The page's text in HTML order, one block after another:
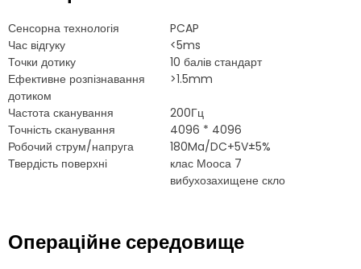
Сенсорна технологія
PCAP
Час відгуку
<5ms
Точки дотику
10 балів стандарт
Ефективне розпізнавання
дотиком
>1.5mm
Частота сканування
200Гц
Точність сканування
4096 * 4096
Робочий струм/напруга
180Ma/DC+5V±5%
Твердість поверхні
клас Мооса 7
вибухозахищене скло
Операційне середовище